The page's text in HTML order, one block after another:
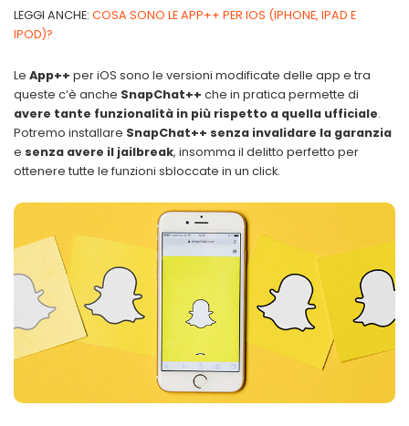
LEGGI ANCHE: COSA SONO LE APP++ PER IOS (IPHONE, IPAD E
IPOD)?
Le App++ per iOS sono le versioni modificate delle app e tra
queste c’è anche SnapChat++ che in pratica permette di
avere tante funzionalità in più rispetto a quella ufficiale.
Potremo installare SnapChat++ senza invalidare la garanzia
e senza avere il jailbreak, insomma il delitto perfetto per
ottenere tutte le funzioni sbloccate in un click.